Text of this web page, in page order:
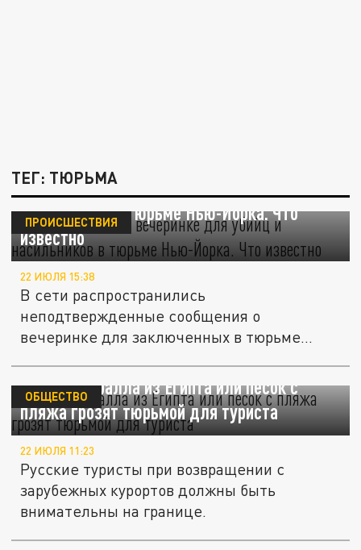
ТЕГ: ТЮРЬМА
В сети заявили о вечеринке для убийц и
насильников в тюрьме Нью-Йорка. Что
известно
ПРОИСШЕСТВИЯ
22 ИЮЛЯ 15:38
В сети распространились
неподтвержденные сообщения о
вечеринке для заключенных в тюрьме
Кусочек коралла из Египта или песок с
пляжа грозят тюрьмой для туриста
ОБЩЕСТВО
22 ИЮЛЯ 11:23
Русские туристы при возвращении с
зарубежных курортов должны быть
внимательны на границе.